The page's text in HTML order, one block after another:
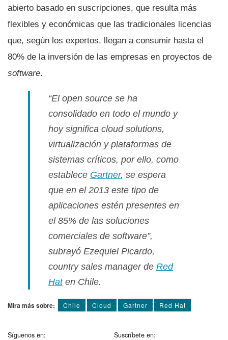
abierto basado en suscripciones, que resulta más
flexibles y económicas que las tradicionales licencias
que, según los expertos, llegan a consumir hasta el
80% de la inversión de las empresas en proyectos de
software.
“El open source se ha
consolidado en todo el mundo y
hoy significa cloud solutions,
virtualización y plataformas de
sistemas crí­ticos, por ello, como
establece Gartner, se espera
que en el 2013 este tipo de
aplicaciones estén presentes en
el 85% de las soluciones
comerciales de software”,
subrayó Ezequiel Picardo,
country sales managerde Red
Haten Chile.
Mira más sobre: Chile Cloud Gartner Red Hat
Síguenos en: Suscríbete en: